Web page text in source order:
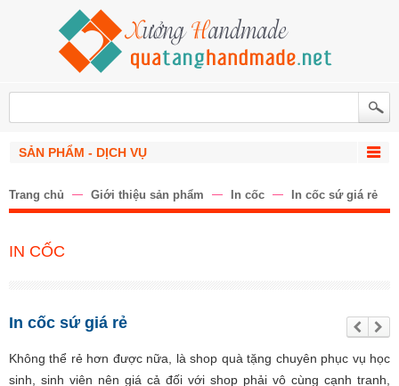
SẢN PHẨM - DỊCH VỤ
Trang chủ Giới thiệu sản phẩm In cốc In cốc sứ giá rẻ
IN CỐC
In cốc sứ giá rẻ
Trư
ớc
Tiế
p
the
o
Không thể rẻ hơn được nữa, là shop quà tặng chuyên phục vụ học
sinh, sinh viên nên giá cả đối với shop phải vô cùng cạnh tranh,